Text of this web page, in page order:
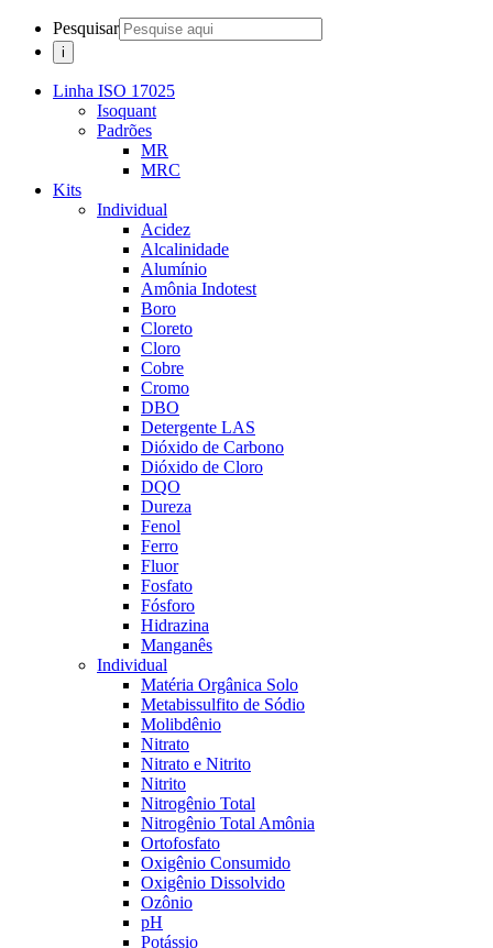
Pesquisar
Linha ISO 17025
Isoquant
Padrões
MR
MRC
Kits
Individual
Acidez
Alcalinidade
Alumínio
Amônia Indotest
Boro
Cloreto
Cloro
Cobre
Cromo
DBO
Detergente LAS
Dióxido de Carbono
Dióxido de Cloro
DQO
Dureza
Fenol
Ferro
Fluor
Fosfato
Fósforo
Hidrazina
Manganês
Individual
Matéria Orgânica Solo
Metabissulfito de Sódio
Molibdênio
Nitrato
Nitrato e Nitrito
Nitrito
Nitrogênio Total
Nitrogênio Total Amônia
Ortofosfato
Oxigênio Consumido
Oxigênio Dissolvido
Ozônio
pH
Potássio